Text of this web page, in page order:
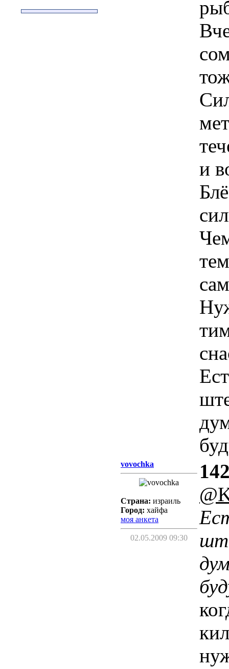
и
vovochka
Страна: израиль
Город: хайфа
моя анкета
02.05.2009 09:30